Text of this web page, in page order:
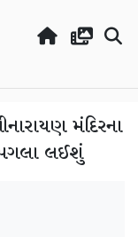
મંદિરના
પગલા લઈશું